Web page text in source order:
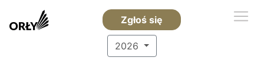
Zgłoś się
2026